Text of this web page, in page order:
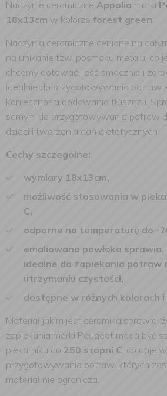
Naczynie ceramiczne Appolia marki
18x13cm w kolorze forest green.
Naczynia ceramiczne cenione na
na unikanie tzw. posmaku metalu, co
chcemy gotować, jeść smacznie i
idealnie do przygotowywania potraw
konieczności dodawania tłuszczu.
samym do przygotowywania potraw
dzieci i tworzenia dań dietetycznych.
Cechy szczególne:
wymiary 18x13cm,
możliwość stosowania w
C,
odporne na temperaturę do -
emaliowana powłoka
idealne do zapiekania potraw
utrzymaniu czystości,
dostępne w różnych kolorach
Materiał jakim jest ceramika sprawia,
zapiekania marki Peugeot mogą być
piekarniku do 250 stopni C, co daje
przygotowywania potraw, których
materiał nie ogranicza.